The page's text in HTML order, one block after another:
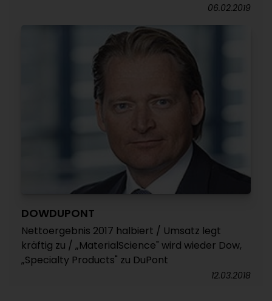
06.02.2019
DOWDUPONT
Nettoergebnis 2017 halbiert / Umsatz legt
kräftig zu / „MaterialScience" wird wieder Dow,
„Specialty Products" zu DuPont
12.03.2018